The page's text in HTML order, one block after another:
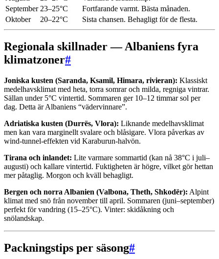
September 23–25°C
Fortfarande varmt. Bästa månaden.
Oktober
20–22°C Sista chansen. Behagligt för de flesta.
Regionala skillnader — Albaniens fyra
klimatzoner#
Joniska kusten (Saranda, Ksamil, Himara, rivieran): Klassiskt
medelhavsklimat med heta, torra somrar och milda, regniga vintrar.
Sällan under 5°C vintertid. Sommaren ger 10–12 timmar sol per
dag. Detta är Albaniens “vädervinnare”.
Adriatiska kusten (Durrës, Vlora): Liknande medelhavsklimat
men kan vara marginellt svalare och blåsigare. Vlora påverkas av
wind-tunnel-effekten vid Karaburun-halvön.
Tirana och inlandet: Lite varmare sommartid (kan nå 38°C i juli–
augusti) och kallare vintertid. Fuktigheten är högre, vilket gör hettan
mer påtaglig. Morgon och kväll behagligt.
Bergen och norra Albanien (Valbona, Theth, Shkodër): Alpint
klimat med snö från november till april. Sommaren (juni–september)
perfekt för vandring (15–25°C). Vinter: skidåkning och
snölandskap.
Packningstips per säsong#